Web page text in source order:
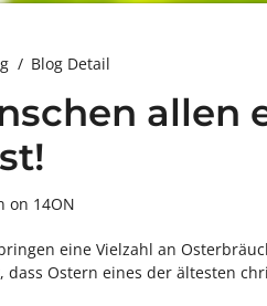
Blog Detail
allen
on 14ON
eine Vielzahl an
dass Ostern eines der ältesten